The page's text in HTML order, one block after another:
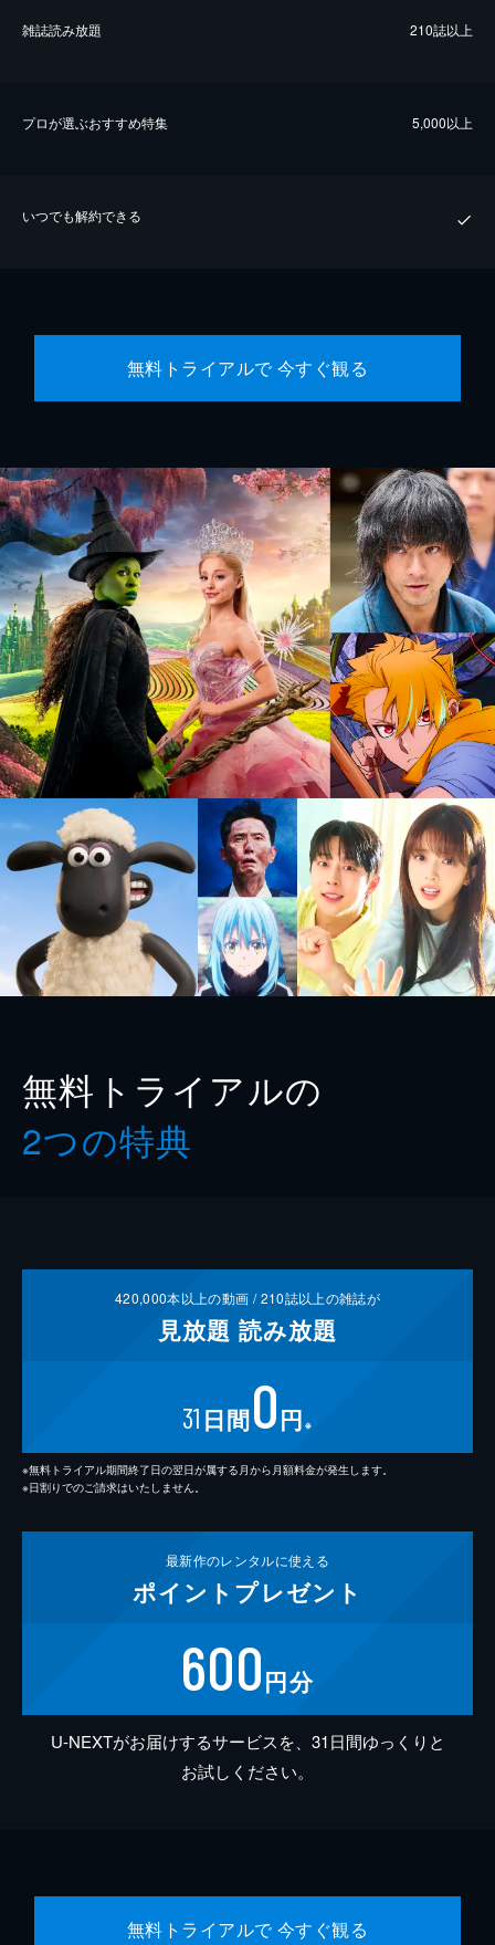
雑誌読み放題 210誌以上
プロが選ぶおすすめ特集 5,000以上
いつでも解約できる
無料トライアルで 今すぐ観る
無料トライアルの
2つの特典
420,000本以上の動画 /210誌以上の雑誌が
見放題 読み放題
31 日間0円 ※
※無料トライアル期間終了日の翌日が属する月から月額料金が発生します。
※日割りでのご請求はいたしません。
最新作のレンタルに使える
ポイント プレゼント
600円分
U-NEXTがお届けするサービスを、31日間ゆっくりと
お試しください。
無料トライアルで 今すぐ観る